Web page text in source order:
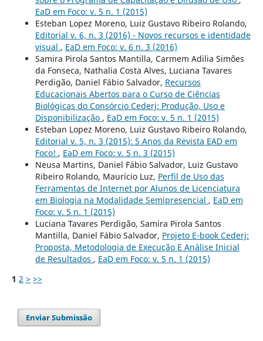
EaD em Foco: v. 5 n. 1 (2015)
Esteban Lopez Moreno, Luiz Gustavo Ribeiro Rolando,
Editorial v. 6, n. 3 (2016) - Novos recursos e identidade
visual , EaD em Foco: v. 6 n. 3 (2016)
Samira Pirola Santos Mantilla, Carmem Adilia Simões
da Fonseca, Nathalia Costa Alves, Luciana Tavares
Perdigão, Daniel Fábio Salvador, Recursos
Educacionais Abertos para o Curso de Ciências
Biológicas do Consórcio Cederj: Produção, Uso e
Disponibilização , EaD em Foco: v. 5 n. 1 (2015)
Esteban Lopez Moreno, Luiz Gustavo Ribeiro Rolando,
Editorial v. 5, n. 3 (2015): 5 Anos da Revista EAD em
Foco! , EaD em Foco: v. 5 n. 3 (2015)
Neusa Martins, Daniel Fábio Salvador, Luiz Gustavo
Ribeiro Rolando, Maurí­cio Luz, Perfil de Uso das
Ferramentas de Internet por Alunos de Licenciatura
em Biologia na Modalidade Semipresencial , EaD em
Foco: v. 5 n. 1 (2015)
Luciana Tavares Perdigão, Samira Pirola Santos
Mantilla, Daniel Fábio Salvador, Projeto E-book Cederj:
Proposta, Metodologia de Execução E Análise Inicial
de Resultados , EaD em Foco: v. 5 n. 1 (2015)
1 2 > >>
Enviar Submissão